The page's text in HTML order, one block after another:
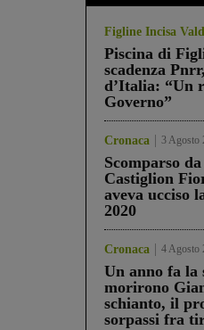
Figline Incisa
Piscina di
scadenza
d’Italia: “Un
Governo”
Cronaca 3 Agosto
Scomparso
Castiglion
aveva ucciso
2020
Cronaca 4 Agosto
Un anno fa la
morirono
schianto, il
sorpassi fra